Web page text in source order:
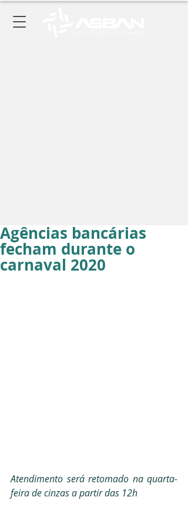
Agências bancárias
fecham durante o
carnaval 2020
Atendimento será retomado na quarta-
feira de cinzas a partir das 12h